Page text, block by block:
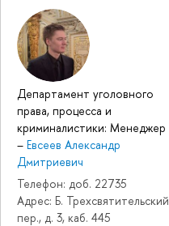
Департамент уголовного
права, процесса и
криминалистики: Менеджер
– Евсеев Александр
Дмитриевич
Телефон: доб. 22735
Адрес: Б. Трехсвятительский
пер., д. 3, каб. 445